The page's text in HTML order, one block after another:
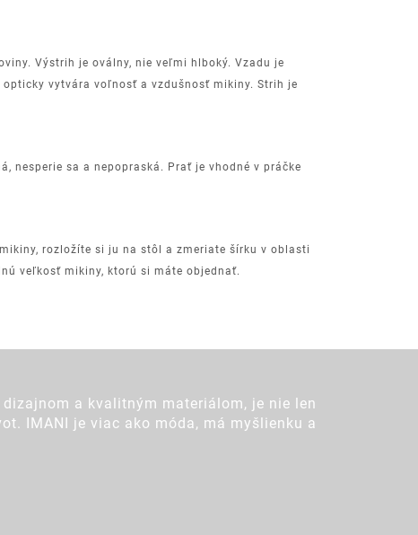
Výstrih je oválny, nie veľmi hlboký. Vzadu je
vytvára voľnosť a vzdušnosť mikiny. Strih je
nesperie sa a nepopraská. Prať je vhodné v práčke
rozložíte si ju na stôl a zmeriate šírku v oblasti
veľkosť mikiny, ktorú si máte objednať.
a kvalitným materiálom, je nie len
IMANI je viac ako móda, má myšlienku a